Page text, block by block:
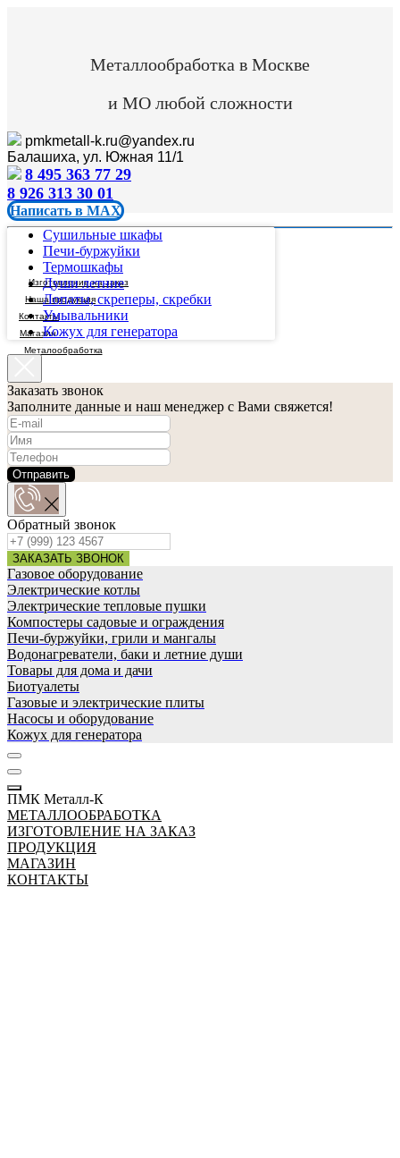
Металлообработка в Москве
и МО любой сложности
pmkmetall-k.ru@yandex.ru
Балашиха, ул. Южная 11/1
8 495 363 77 29
8 926 313 30 01
Написать в MAX
Изготовление на заказ
Наша продукция
Контакты
Магазин
Металообработка
Сушильные шкафы
Печи-буржуйки
Термошкафы
Души летние
Лопаты, скреперы, скребки
Умывальники
Кожух для генератора
Заказать звонок
Заполните данные и наш менеджер с Вами свяжется!
Отправить
Обратный звонок
ЗАКАЗАТЬ ЗВОНОК
Газовое оборудование
Электрические котлы
Электрические тепловые пушки
Компостеры садовые и ограждения
Печи-буржуйки, грили и мангалы
Водонагреватели, баки и летние души
Товары для дома и дачи
Биотуалеты
Газовые и электрические плиты
Насосы и оборудование
Кожух для генератора
ПМК Металл-К
МЕТАЛЛООБРАБОТКА
ИЗГОТОВЛЕНИЕ НА ЗАКАЗ
ПРОДУКЦИЯ
МАГАЗИН
КОНТАКТЫ